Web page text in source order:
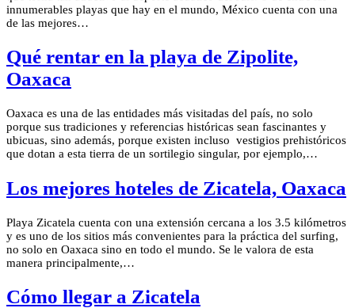
innumerables playas que hay en el mundo, México cuenta con una
de las mejores…
Qué rentar en la playa de Zipolite,
Oaxaca
Oaxaca es una de las entidades más visitadas del país, no solo
porque sus tradiciones y referencias históricas sean fascinantes y
ubicuas, sino además, porque existen incluso vestigios prehistóricos
que dotan a esta tierra de un sortilegio singular, por ejemplo,…
Los mejores hoteles de Zicatela, Oaxaca
Playa Zicatela cuenta con una extensión cercana a los 3.5 kilómetros
y es uno de los sitios más convenientes para la práctica del surfing,
no solo en Oaxaca sino en todo el mundo. Se le valora de esta
manera principalmente,…
Cómo llegar a Zicatela